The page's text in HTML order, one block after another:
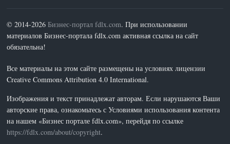
© 2014-2026Бизнес-портал fdlx.com. При использовании
материалов Бизнес-портала fdlx.com активная ссылка на сайт
обязательна!
Все материалы на этом сайте размещены на условиях лицензии
Creative Commons Attribution 4.0 International.
Изображения и текст принадлежат авторам. Если нарушаются Ваши
авторские права, ознакомьтесь с Условиями использования контента
на нашем «Бизнес портале fdlx.com», перейдя по ссылке
https://fdlx.com/about/copyright.